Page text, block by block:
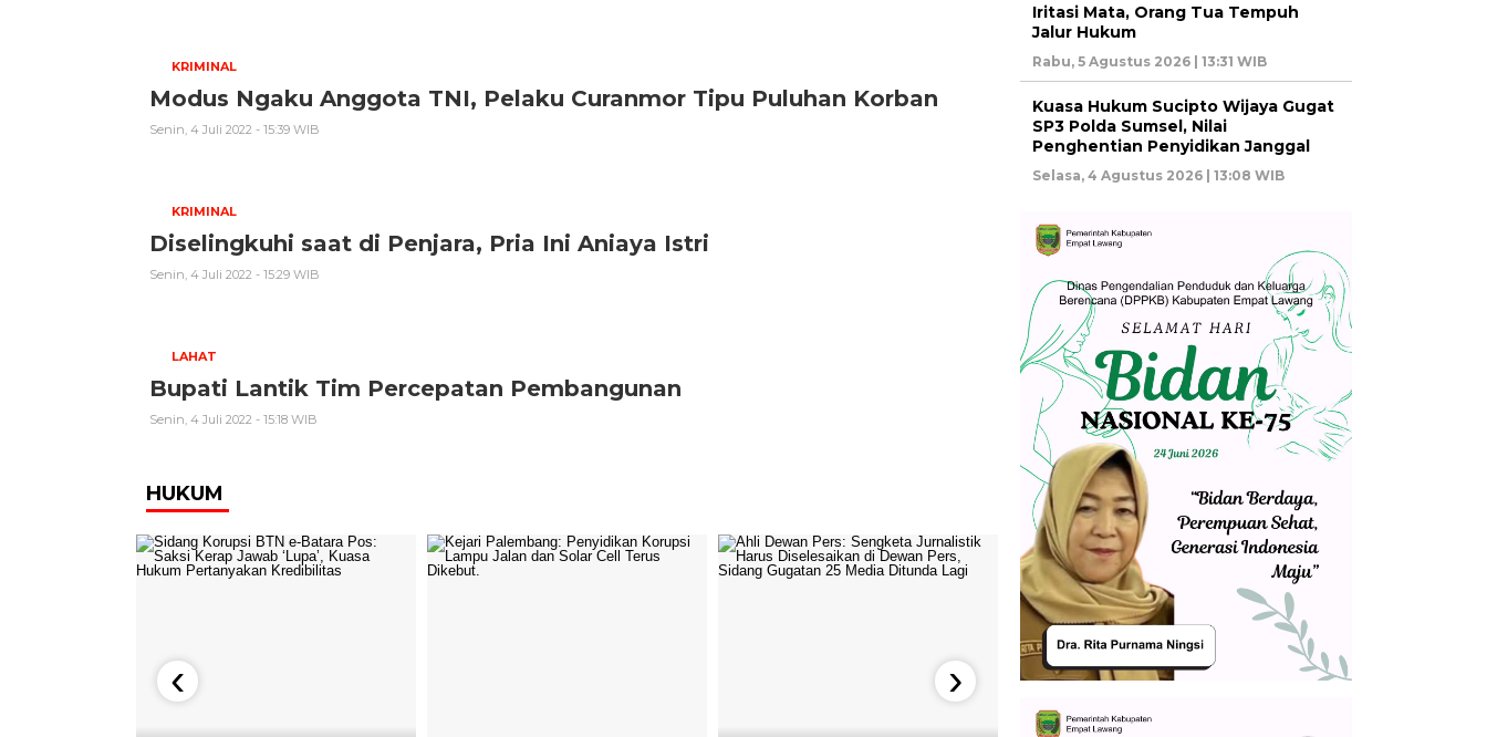
KRIMINAL
Modus Ngaku Anggota TNI, Pelaku Curanmor Tipu Puluhan Korban
Senin, 4 Juli 2022 - 15:39 WIB
KRIMINAL
Diselingkuhi saat di Penjara, Pria Ini Aniaya Istri
Senin, 4 Juli 2022 - 15:29 WIB
LAHAT
Bupati Lantik Tim Percepatan Pembangunan
Senin, 4 Juli 2022 - 15:18 WIB
HUKUM
‹ ›
Iritasi Mata, Orang Tua Tempuh
Jalur Hukum
Rabu, 5 Agustus 2026 | 13:31 WIB
Kuasa Hukum Sucipto Wijaya Gugat
SP3 Polda Sumsel, Nilai
Penghentian Penyidikan Janggal
Selasa, 4 Agustus 2026 | 13:08 WIB